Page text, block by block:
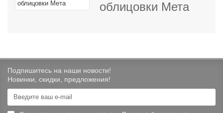
облицовки Мета
Подпишитесь на наши новости!
Новинки, скидки, предложения!